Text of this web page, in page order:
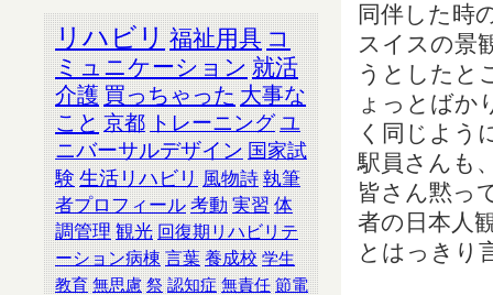
同伴した時
スイスの景
うとしたと
ょっとばか
く同じよう
駅員さんも
皆さん黙っ
者の日本人
とはっきり
リハビリ 福祉用具コ
ミュニケーション 就活
介護 買っちゃった 大事な
こと 京都トレーニングユ
ニバーサルデザイン 国家試
験 生活リハビリ 風物詩 執筆
者プロフィール 考動 実習 体
調管理 観光 回復期リハビリテ
ーション病棟 言葉 養成校 学生
教育 無思慮 祭 認知症 無責任 節電